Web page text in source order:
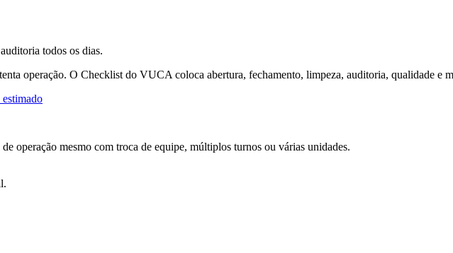
todos os dias.
operação. O Checklist do VUCA coloca abertura, fechamento, limpeza, auditoria, qualidade e
operação mesmo com troca de equipe, múltiplos turnos ou várias unidades.